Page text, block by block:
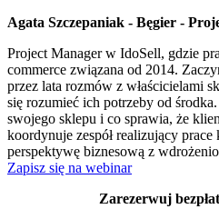
Agata Szczepaniak - Bęgier -
Project Manager w IdoSell, gdzie
commerce związana od 2014.
przez lata rozmów z właścicielami
się rozumieć ich potrzeby od
swojego sklepu i co sprawia, że
koordynuje zespół realizujący prace
perspektywę biznesową z
Zapisz się na webinar
Zarezerwuj